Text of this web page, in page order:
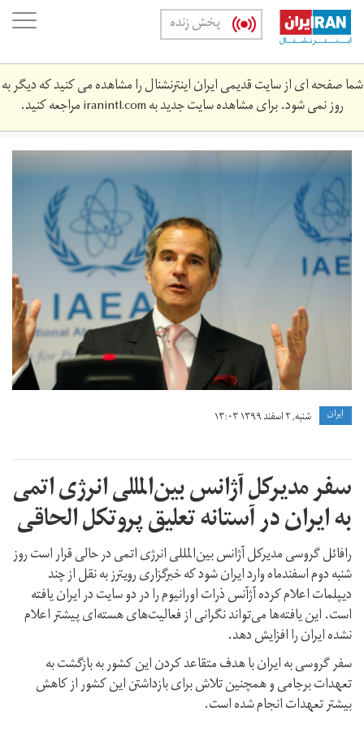
Skip
main
content
پخش زنده
شما صفحه ای از سایت قدیمی ایران اینترنشنال را مشاهده می کنید که دیگر به
روز نمی شود. برای مشاهده سایت جدید بهiranintl.comمراجعه کنید.
grwsy1.jpg
ايران شنبه, ۲ اسفند ۱۳۹۹ ۱۳:۰۳
سفر مدیرکل آژانس بین‌المللی انرژی اتمی
به ایران در آستانه تعلیق پروتکل الحاقی
رافائل گروسی مدیرکل آژانس بین‌المللی انرژی اتمی در حالی قرار است روز
شنبه دوم اسفندماه وارد ایران شود که خبرگزاری رویترز به نقل از چند
دیپلمات اعلام کرده آژآنس ذرات اورانیوم را در دو سایت در ایران یافته
است. این یافته‌ها می‌تواند نگرانی از فعالیت‌های هسته‌ای پیشتر اعلام
نشده ایران را افزایش دهد.
سفر گروسی به ایران با هدف متقاعد کردن این کشور به بازگشت به
تعهدات برجامی و همچنین تلاش برای بازداشتن این کشور از کاهش
بیشتر تعهدات انجام شده است.